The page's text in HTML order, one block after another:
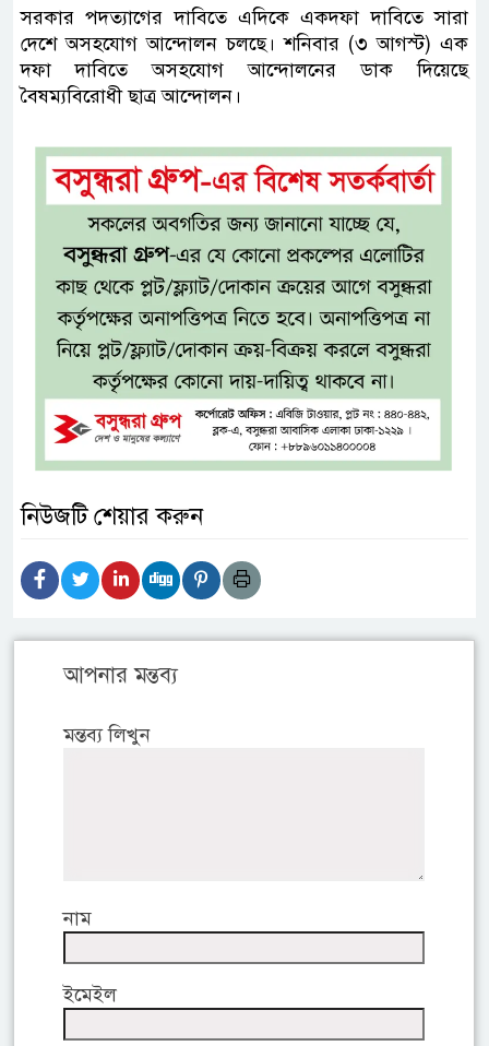
সরকার পদত্যাগের দাবিতে এদিকে একদফা দাবিতে সারা
দেশে অসহযোগ আন্দোলন চলছে। শনিবার (৩ আগস্ট) এক
দফা দাবিতে অসহযোগ আন্দোলনের ডাক দিয়েছে
বৈষম্যবিরোধী ছাত্র আন্দোলন।
নিউজটি শেয়ার করুন
আপনার মন্তব্য
মন্তব্য লিখুন
নাম
ইমেইল